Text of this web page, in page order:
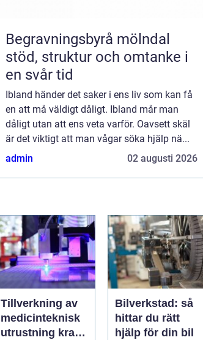
Begravningsbyrå mölndal
stöd, struktur och omtanke i
en svår tid
Ibland händer det saker i ens liv som kan få
en att må väldigt dåligt. Ibland mår man
dåligt utan att ens veta varför. Oavsett skäl
är det viktigt att man vågar söka hjälp nä...
admin
02 augusti 2026
Tillverkning av
medicinteknisk
utrustning krav,
Bilverkstad: så
hittar du rätt
hjälp för din bil